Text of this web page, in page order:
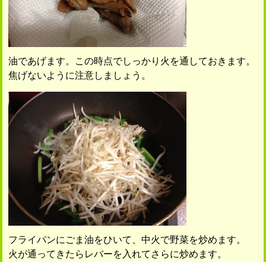
油であげます。この時点でしっかり火を通しておきます。
焦げないように注意しましょう。
フライパンにごま油をひいて、中火で野菜を炒めます。
火が通ってきたらレバーを入れてさらに炒めます。